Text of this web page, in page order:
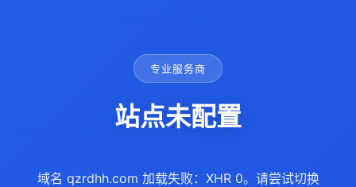
专业服务商
站点未配置
域名 qzrdhh.com 加载失败：XHR 0。请尝试切换